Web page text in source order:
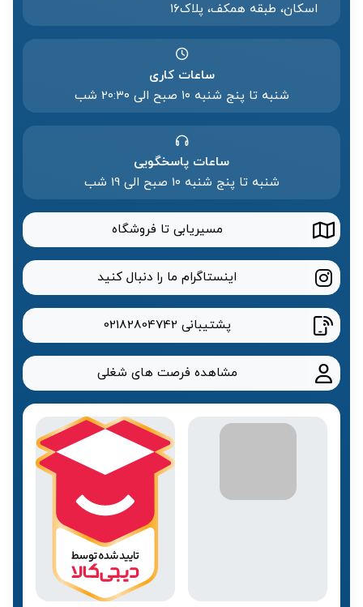
اسکان، طبقه همکف، پلاک۱۶
ساعات کاری
شنبه تا پنج شنبه ۱۰ صبح الی 20:۳۰ شب
ساعات پاسخگویی
شنبه تا پنج شنبه 10 صبح الی 19 شب
مسیریابی تا فروشگاه
اینستاگرام ما را دنبال کنید
پشتیبانی 02182804742
مشاهده فرصت های شغلی